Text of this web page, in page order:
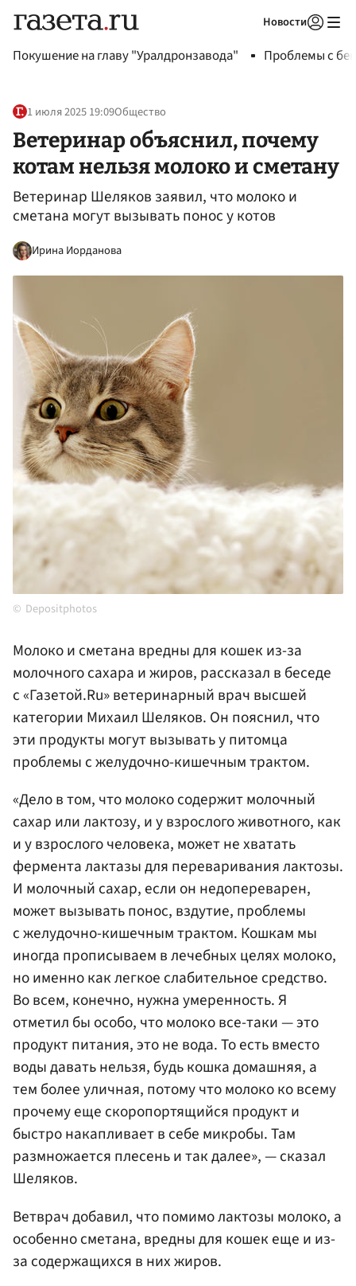
Новости
Покушение на главу "Уралдронзавода" Проблемы с
1 июля 2025 19:09Общество
Ветеринар объяснил, почему
котам нельзя молоко и сметану
Ветеринар Шеляков заявил, что молоко и
сметана могут вызывать понос у котов
Ирина Иорданова
Depositphotos
Молоко и сметана вредны для кошек из-за
молочного сахара и жиров, рассказал в беседе
с «Газетой.Ru» ветеринарный врач высшей
категории Михаил Шеляков. Он пояснил, что
эти продукты могут вызывать у питомца
проблемы с желудочно-кишечным трактом.
«Дело в том, что молоко содержит молочный
сахар или лактозу, и у взрослого животного, как
и у взрослого человека, может не хватать
фермента лактазы для переваривания лактозы.
И молочный сахар, если он недопереварен,
может вызывать понос, вздутие, проблемы
с желудочно-кишечным трактом. Кошкам мы
иногда прописываем в лечебных целях молоко,
но именно как легкое слабительное средство.
Во всем, конечно, нужна умеренность. Я
отметил бы особо, что молоко все-таки — это
продукт питания, это не вода. То есть вместо
воды давать нельзя, будь кошка домашняя, а
тем более уличная, потому что молоко ко всему
прочему еще скоропортящийся продукт и
быстро накапливает в себе микробы. Там
размножается плесень и так далее», — сказал
Шеляков.
Ветврач добавил, что помимо лактозы молоко, а
особенно сметана, вредны для кошек еще и из-
за содержащихся в них жиров.